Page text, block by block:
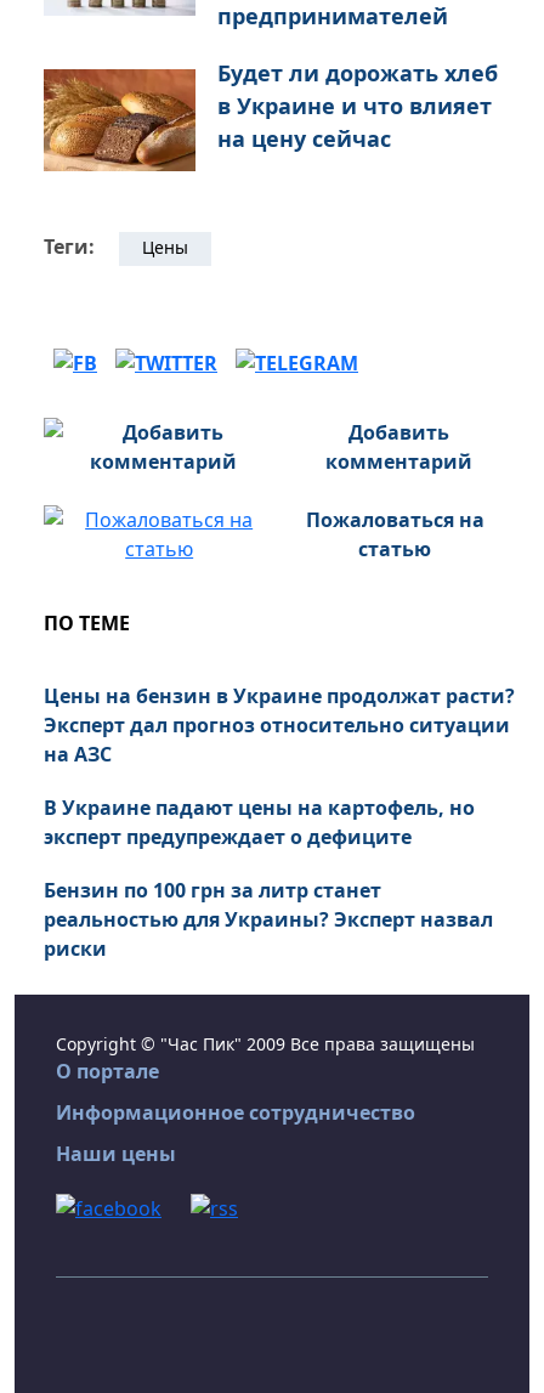
предпринимателей
Будет ли дорожать хлеб
в Украине и что влияет
на цену сейчас
Теги: Цены
Добавить
комментарий
Пожаловаться на
статью
ПО ТЕМЕ
Цены на бензин в Украине продолжат расти?
Эксперт дал прогноз относительно ситуации
на АЗС
В Украине падают цены на картофель, но
эксперт предупреждает о дефиците
Бензин по 100 грн за литр станет
реальностью для Украины? Эксперт назвал
риски
Copyright © "Час Пик" 2009 Все права защищены
О портале
Информационное сотрудничество
Наши цены